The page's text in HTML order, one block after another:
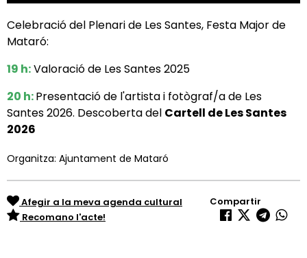
Celebració del Plenari de Les Santes, Festa Major de
Mataró:
19 h:Valoració de Les Santes 2025
20 h:Presentació de l'artista i fotògraf/a de Les
Santes 2026. Descoberta del Cartell de Les Santes
2026
Organitza: Ajuntament de Mataró
Afegir a la meva agenda cultural
Recomano l'acte!
Compartir